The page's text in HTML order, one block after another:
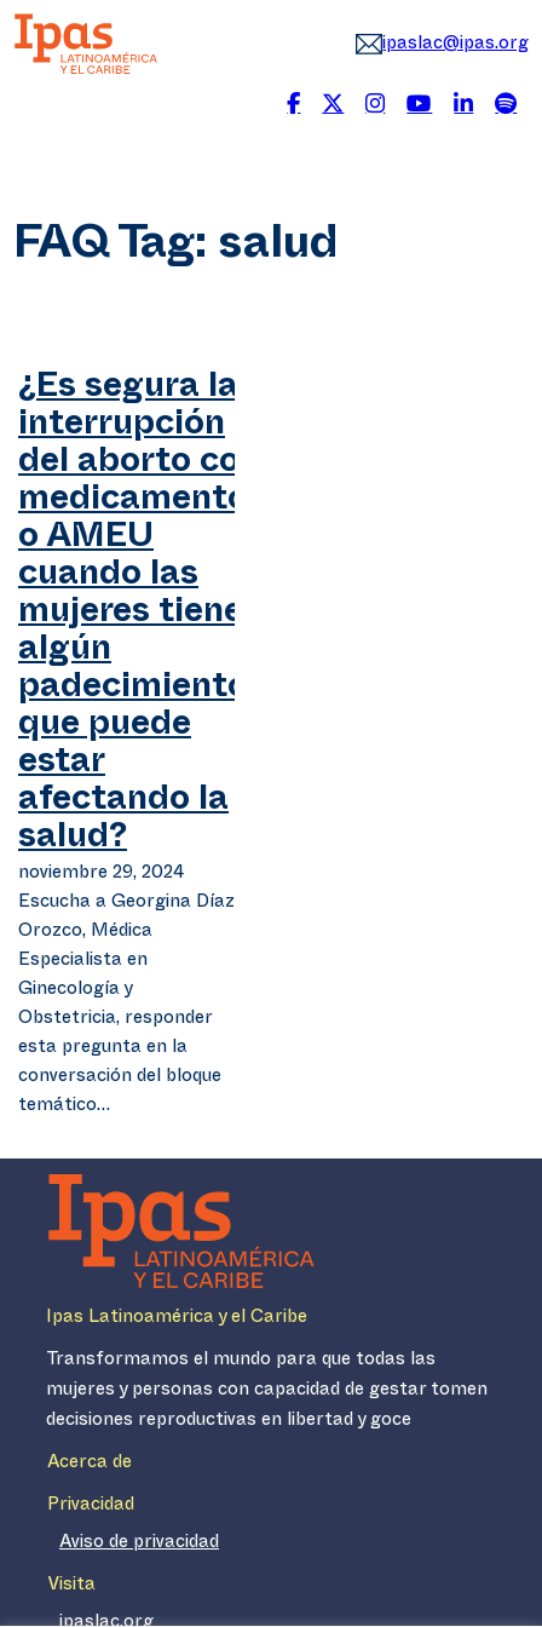
ipaslac@ipas.org
FAQ Tag: salud
¿Es segura la
interrupción
del aborto con
medicamentos
o AMEU
cuando las
mujeres tienen
algún
padecimiento
que puede
estar
afectando la
salud?
noviembre 29, 2024
Escucha a Georgina Díaz
Orozco, Médica
Especialista en
Ginecología y
Obstetricia, responder
esta pregunta en la
conversación del bloque
temático…
Ipas Latinoamérica y el Caribe
Transformamos el mundo para que todas las
mujeres y personas con capacidad de gestar tomen
decisiones reproductivas en libertad y goce
Acerca de
Privacidad
Aviso de privacidad
Visita
ipaslac.org